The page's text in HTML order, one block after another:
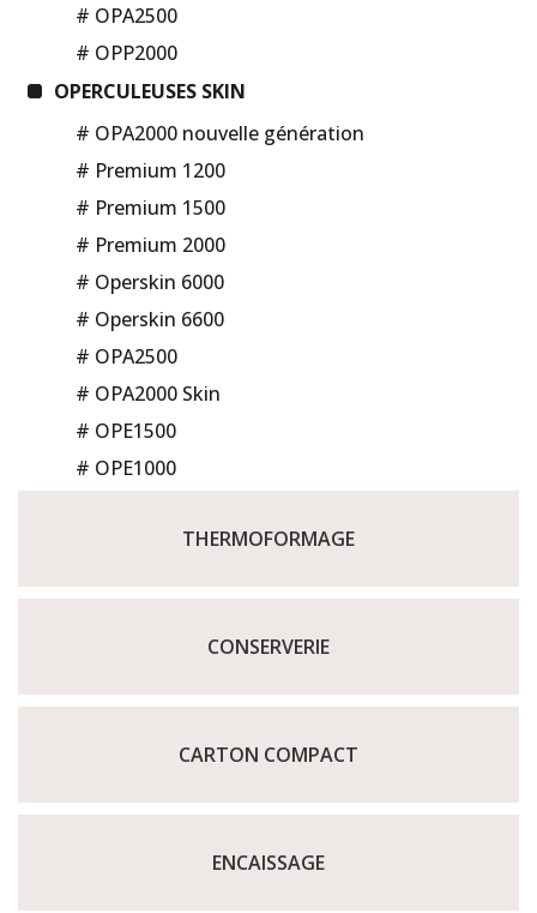
# OPA2500
# OPP2000
OPERCULEUSES SKIN
# OPA2000 nouvelle génération
# Premium 1200
# Premium 1500
# Premium 2000
# Operskin 6000
# Operskin 6600
# OPA2500
# OPA2000 Skin
# OPE1500
# OPE1000
THERMOFORMAGE
CONSERVERIE
CARTON COMPACT
ENCAISSAGE